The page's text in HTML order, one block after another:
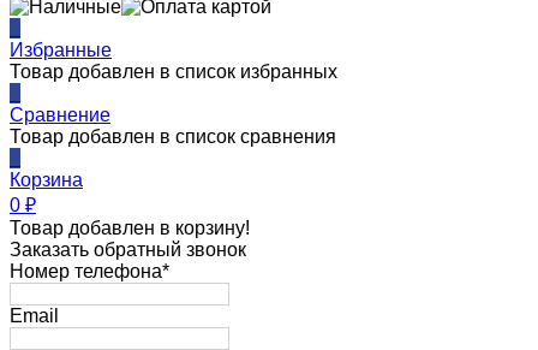
Избранные
Товар добавлен в список избранных
Сравнение
Товар добавлен в список сравнения
Корзина
0 ₽
Товар добавлен в корзину!
Заказать обратный звонок
Номер телефона*
Email